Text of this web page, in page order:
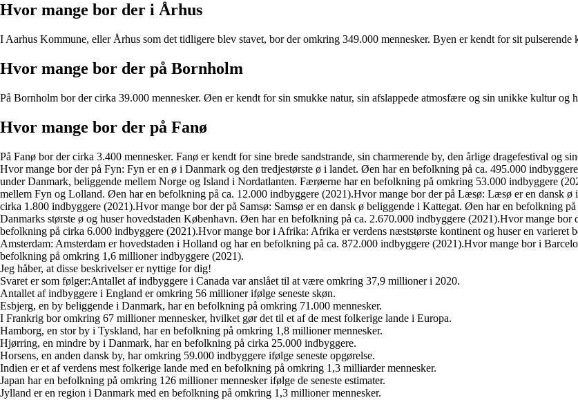
Hvor mange bor der i Århus
I Aarhus Kommune, eller Århus som det tidligere blev stavet, bor der omkring 349.000 mennesker. Byen er kendt for sit
Hvor mange bor der på Bornholm
På Bornholm bor der cirka 39.000 mennesker. Øen er kendt for sin smukke natur, sin afslappede atmosfære og sin unikke kultur og
Hvor mange bor der på Fanø
På Fanø bor der cirka 3.400 mennesker. Fanø er kendt for sine brede sandstrande, sin charmerende by, den årlige dragefestival og
Hvor mange bor der på Fyn: Fyn er en ø i Danmark og den tredjestørste ø i landet. Øen har en befolkning på ca. 495.000
under Danmark, beliggende mellem Norge og Island i Nordatlanten. Færøerne har en befolkning på omkring 53.000 indbyggere
mellem Fyn og Lolland. Øen har en befolkning på ca. 12.000 indbyggere (2021).Hvor mange bor der på Læsø: Læsø er en dansk
cirka 1.800 indbyggere (2021).Hvor mange bor der på Samsø: Samsø er en dansk ø beliggende i Kattegat. Øen har en
Danmarks største ø og huser hovedstaden København. Øen har en befolkning på ca. 2.670.000 indbyggere (2021).Hvor mange
befolkning på cirka 6.000 indbyggere (2021).Hvor mange bor i Afrika: Afrika er verdens næststørste kontinent og huser en
Amsterdam: Amsterdam er hovedstaden i Holland og har en befolkning på ca. 872.000 indbyggere (2021).Hvor mange bor i
befolkning på omkring 1,6 millioner indbyggere (2021).
Jeg håber, at disse beskrivelser er nyttige for dig!
Svaret er som følger:Antallet af indbyggere i Canada var anslået til at være omkring 37,9 millioner i 2020.
Antallet af indbyggere i England er omkring 56 millioner ifølge seneste skøn.
Esbjerg, en by beliggende i Danmark, har en befolkning på omkring 71.000 mennesker.
I Frankrig bor omkring 67 millioner mennesker, hvilket gør det til et af de mest folkerige lande i Europa.
Hamborg, en stor by i Tyskland, har en befolkning på omkring 1,8 millioner mennesker.
Hjørring, en mindre by i Danmark, har en befolkning på cirka 25.000 indbyggere.
Horsens, en anden dansk by, har omkring 59.000 indbyggere ifølge seneste opgørelse.
Indien er et af verdens mest folkerige lande med en befolkning på omkring 1,3 milliarder mennesker.
Japan har en befolkning på omkring 126 millioner mennesker ifølge de seneste estimater.
Jylland er en region i Danmark med en befolkning på omkring 1,3 millioner mennesker.